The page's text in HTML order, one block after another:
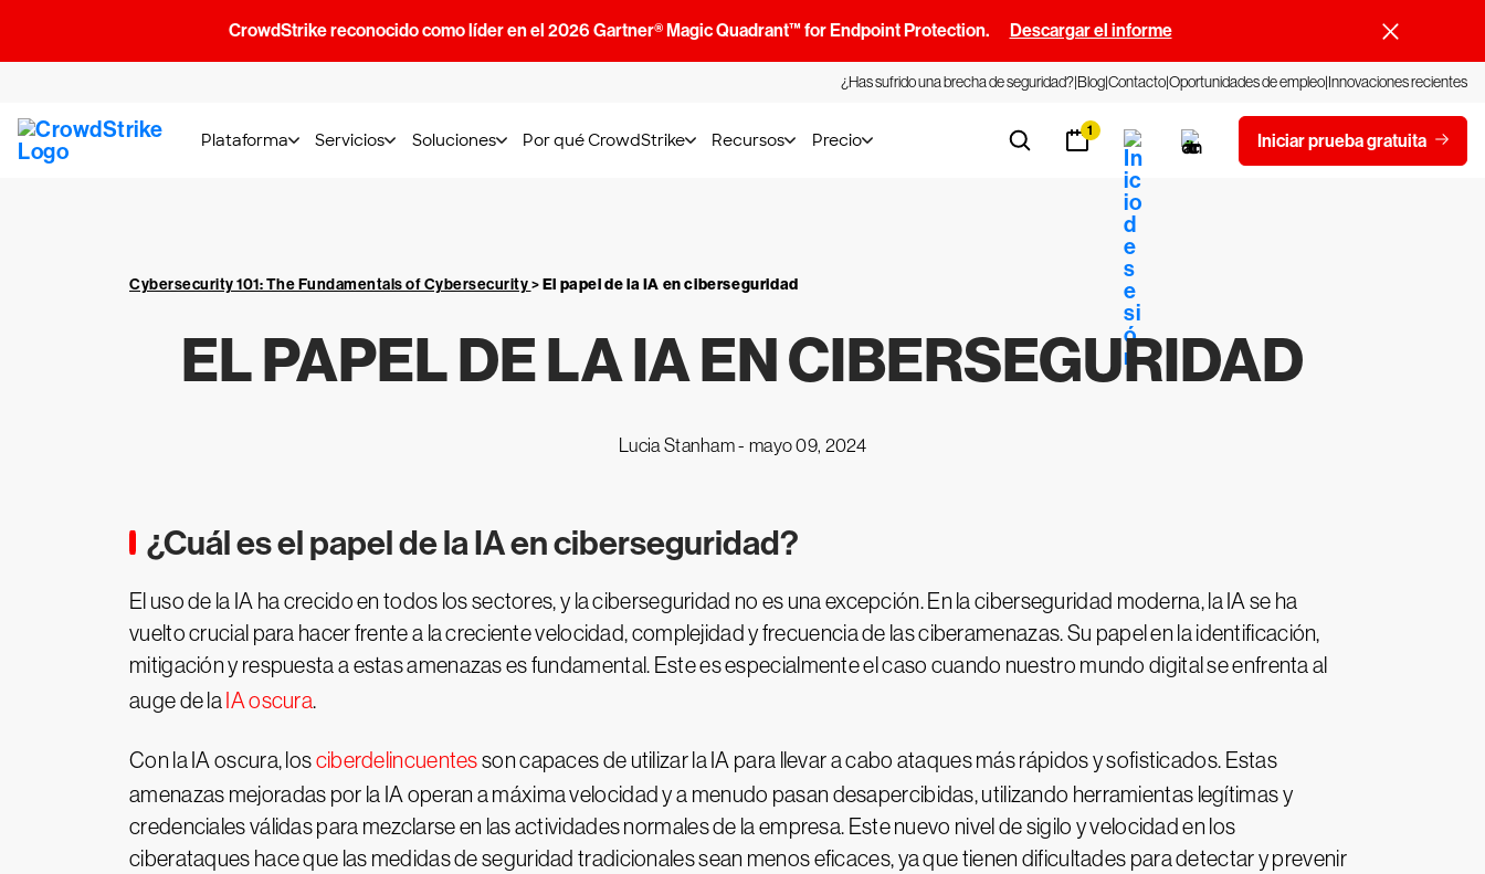
CrowdStrike reconocido como líder en el 2026 Gartner® Magic Quadrant™ for Endpoint Protection. Descargar el informe
¿Has sufrido una brecha de seguridad?BlogContactoOportunidades de empleo Innovaciones recientes
Plataforma Servicios Soluciones Por qué CrowdStrike Recursos Precio 1 Iniciar prueba gratuita
Cybersecurity 101: The Fundamentals of Cybersecurity>El papel de la IA en ciberseguridad
EL PAPEL DE LA IA EN CIBERSEGURIDAD
Lucia Stanham - mayo 09, 2024
¿Cuál es el papel de la IA en ciberseguridad?
El uso de la IA ha crecido en todos los sectores, y la ciberseguridad no es una excepción. En la ciberseguridad moderna, la IA se ha
vuelto crucial para hacer frente a la creciente velocidad, complejidad y frecuencia de las ciberamenazas. Su papel en la identificación,
mitigación y respuesta a estas amenazas es fundamental. Este es especialmente el caso cuando nuestro mundo digital se enfrenta al
auge de la IA oscura.
Con la IA oscura, losciberdelincuentesson capaces de utilizar la IA para llevar a cabo ataques más rápidos y sofisticados. Estas
amenazas mejoradas por la IA operan a máxima velocidad y a menudo pasan desapercibidas, utilizando herramientas legítimas y
credenciales válidas para mezclarse en las actividades normales de la empresa. Este nuevo nivel de sigilo y velocidad en los
ciberataques hace que las medidas de seguridad tradicionales sean menos eficaces, ya que tienen dificultades para detectar y prevenir